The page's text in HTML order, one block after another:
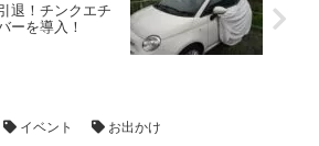
退！チンクエチ
ーを導入！
イベント お出かけ